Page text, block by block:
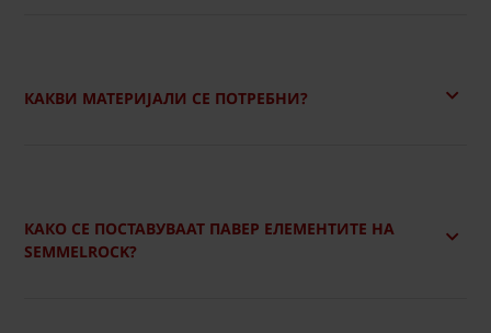
КАКВИ МАТЕРИЈАЛИ СЕ ПОТРЕБНИ?
КАКО СЕ ПОСТАВУВААТ ПАВЕР ЕЛЕМЕНТИТЕ НА
SEMMELROCK?